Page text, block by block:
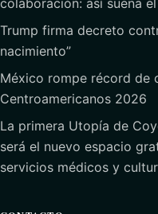
Trump firma decreto
nacimiento”
México rompe récord de
Centroamericanos 2026
La primera Utopía de
será el nuevo espacio
servicios médicos y